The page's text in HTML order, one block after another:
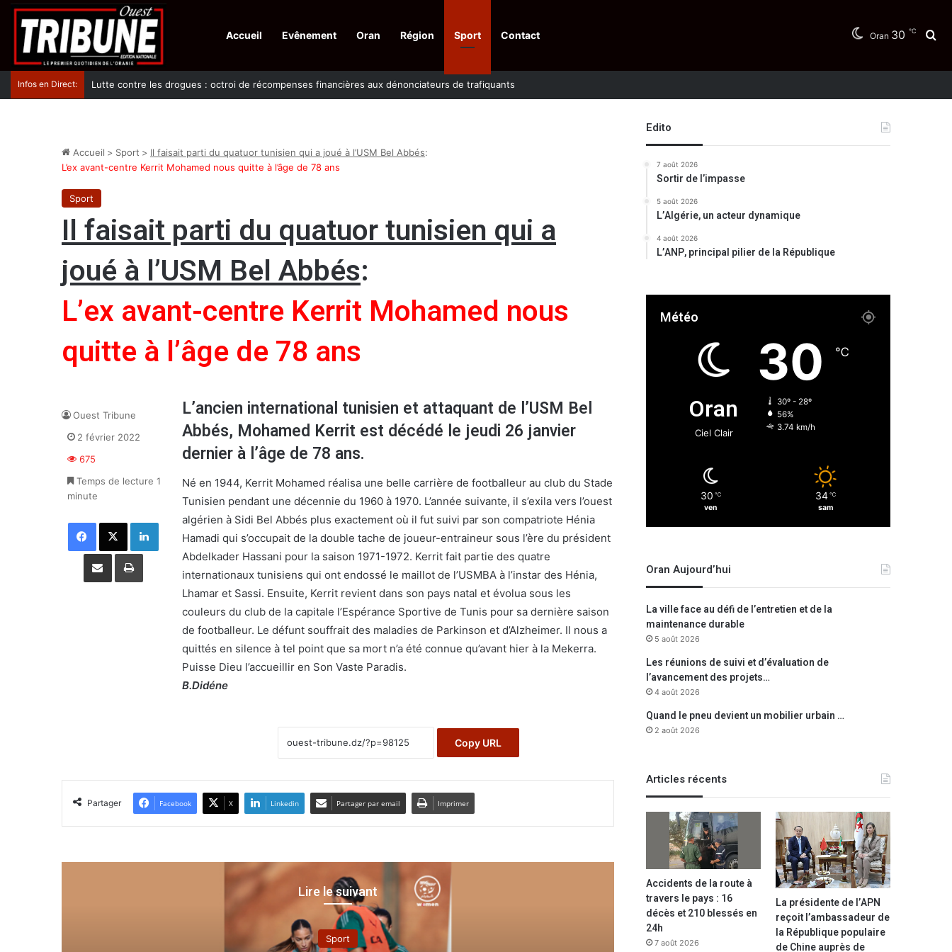
Accueil Evênement Oran Région Sport Contact Oran 30 ℃
Infos en Direct: Lutte contre les drogues : octroi de récompenses financières aux dénonciateurs de trafiquants
Accueil > Sport > Il faisait parti du quatuor tunisien qui a joué à l’USM Bel Abbés:
L’ex avant-centre Kerrit Mohamed nous quitte à l’âge de 78 ans
Sport
Il faisait parti du quatuor tunisien qui a
joué à l’USM Bel Abbés:
L’ex avant-centre Kerrit Mohamed nous
quitte à l’âge de 78 ans
L’ancien international tunisien et attaquant de l’USM Bel
Abbés, Mohamed Kerrit est décédé le jeudi 26 janvier
dernier à l’âge de 78 ans.
Né en 1944, Kerrit Mohamed réalisa une belle carrière de footballeur au club du Stade
Tunisien pendant une décennie du 1960 à 1970. L’année suivante, il s’exila vers l’ouest
algérien à Sidi Bel Abbés plus exactement où il fut suivi par son compatriote Hénia
Hamadi qui s’occupait de la double tache de joueur-entraineur sous l’ère du président
Abdelkader Hassani pour la saison 1971-1972. Kerrit fait partie des quatre
internationaux tunisiens qui ont endossé le maillot de l’USMBA à l’instar des Hénia,
Lhamar et Sassi. Ensuite, Kerrit revient dans son pays natal et évolua sous les
couleurs du club de la capitale l’Espérance Sportive de Tunis pour sa dernière saison
de footballeur. Le défunt souffrait des maladies de Parkinson et d’Alzheimer. Il nous a
quittés en silence à tel point que sa mort n’a été connue qu’avant hier à la Mekerra.
Puisse Dieu l’accueillir en Son Vaste Paradis.
B.Didéne
Copy URL
Ouest Tribune
2 février 2022
675
Temps de lecture 1
minute
Facebook X Linkedin
Partager par email Imprimer
Partager Facebook X Linkedin Partager par email Imprimer
Lire le suivant
Edito
7 août 2026
Sortir de l’impasse
5 août 2026
L’Algérie, un acteur dynamique
4 août 2026
L’ANP, principal pilier de la République
Météo
Oran
Ciel Clair
30 ℃
30º - 28º
56%
3.74 km/h
30 ℃
ven
34 ℃
sam
Oran Aujourd’hui
La ville face au défi de l’entretien et de la
maintenance durable
5 août 2026
Les réunions de suivi et d’évaluation de
l’avancement des projets…
4 août 2026
Quand le pneu devient un mobilier urbain …
2 août 2026
Articles récents
Accidents de la route à
travers le pays : 16
décès et 210 blessés en
24h
7 août 2026
La présidente de l’APN
reçoit l’ambassadeur de
la République populaire
de Chine auprès de